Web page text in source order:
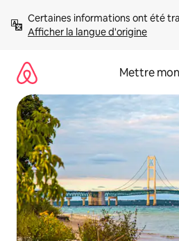
directement
Afficher la langue d'origine
Mettre